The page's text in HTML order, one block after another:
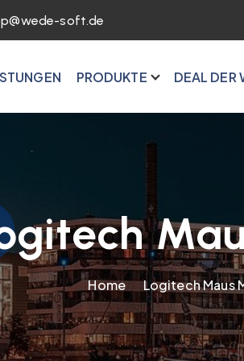
soft.de
PRODUKTE DEAL DER
Home Logitech Maus